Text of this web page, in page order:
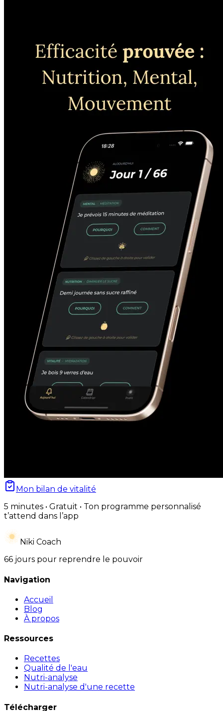
Mon bilan de vitalité
5 minutes • Gratuit • Ton programme personnalisé
t’attend dans l’app
Niki Coach
66 jours pour reprendre le pouvoir
Navigation
Accueil
Blog
À propos
Ressources
Recettes
Qualité de l'eau
Nutri-analyse
Nutri-analyse d'une recette
Télécharger